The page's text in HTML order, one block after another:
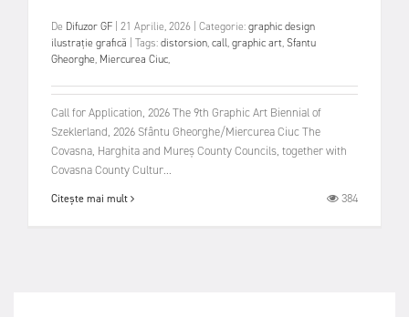
De Difuzor GF 21 Aprilie, 2026 Categorie:graphic design
ilustrație grafică Tags:distorsion,call,graphic art,Sfantu
Gheorghe, Miercurea Ciuc,
Call for Application, 2026 The 9th Graphic Art Biennial of
Szeklerland, 2026 Sfântu Gheorghe/Miercurea Ciuc The
Covasna, Harghita and Mureş County Councils, together with
Covasna County Cultur...
Citește mai mult 384